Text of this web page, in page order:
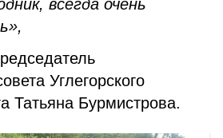
всегда очень
Углегорского
Татьяна Бурмистрова.